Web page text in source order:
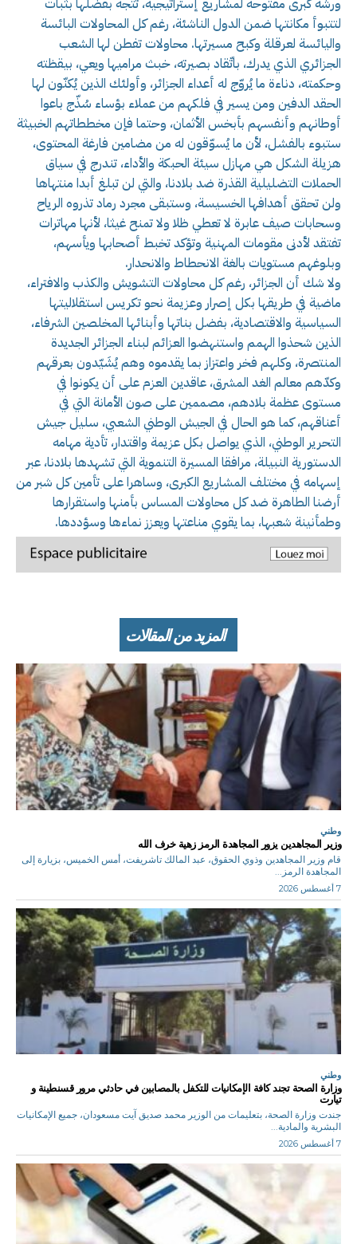
لتتبوأ مكانتها ضمن الدول الناشئة، رغم كل المحاولات البائسة
واليائسة لعرقلة وكبح مسيرتها. محاولات تفطن لها الشعب
الجزائري الذي يدرك، باتّقاد بصيرته، خبث مراميها ويعي، بيقظته
وحكمته، دناءة ما يُروّج له أعداء الجزائر، وأولئك الذين يُكنّون لها
الحقد الدفين ومن يسير في فلكهم من عملاء بؤساء سُذّج باعوا
أوطانهم وأنفسهم بأبخس الأثمان، وحتما فإن مخططاتهم الخبيثة
ستبوء بالفشل، لأن ما يُسوّقون له من مضامين فارغة المحتوى،
هزيلة الشكل هي مهازل سيئة الحبكة والأداء، تندرج في سياق
الحملات التضليلية القذرة ضد بلادنا، والتي لن تبلغ أبدا منتهاها
ولن تحقق أهدافها الخسيسة، وستبقى مجرد رماد تذروه الرياح
وسحابات صيف عابرة لا تعطي ظلا ولا تمنح غيثا، لأنها مهاترات
تفتقد لأدنى مقومات المهنية وتؤكد تخبط أصحابها ويأسهم،
وبلوغهم مستويات بالغة الانحطاط والانحدار.
ولا شك أن الجزائر، رغم كل محاولات التشويش والكذب والافتراء،
ماضية في طريقها بكل إصرار وعزيمة نحو تكريس استقلاليتها
السياسية والاقتصادية، بفضل بناتها وأبنائها المخلصين الشرفاء،
الذين شحذوا الهمم واستنهضوا العزائم لبناء الجزائر الجديدة
المنتصرة، وكلهم فخر واعتزاز بما يقدموه وهم يُشَيّدون بعرقهم
وكدّهم معالم الغد المشرق، عاقدين العزم على أن يكونوا في
مستوى عظمة بلادهم، مصممين على صون الأمانة التي في
أعناقهم، كما هو الحال في الجيش الوطني الشعبي، سليل جيش
التحرير الوطني، الذي يواصل بكل عزيمة واقتدار، تأدية مهامه
الدستورية النبيلة، مرافقا المسيرة التنموية التي تشهدها بلادنا، عبر
إسهامه في مختلف المشاريع الكبرى، وساهرا على تأمين كل شبر من
أرضنا الطاهرة ضد كل محاولات المساس بأمنها واستقرارها
وطمأنينة شعبها، بما يقوي مناعتها ويعزز نماءها وسؤددها.
المزيد من المقالات
وطني
وزير المجاهدين يزور المجاهدة الرمز زهية خرف الله
قام وزير المجاهدين وذوي الحقوق، عبد المالك تاشريفت، أمس الخميس، بزيارة إلى
المجاهدة الرمز...
7 أغسطس 2026
وطني
وزارة الصحة تجند كافة الإمكانيات للتكفل بالمصابين في حادثي مرور قسنطينة و
تيارت
جندت وزارة الصحة، بتعليمات من الوزير محمد صديق آيت مسعودان، جميع الإمكانيات
البشرية والمادية...
7 أغسطس 2026